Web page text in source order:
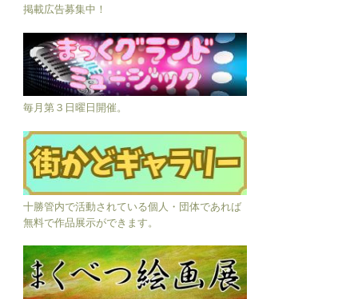
掲載広告募集中！
毎月第３日曜日開催。
十勝管内で活動されている個人・団体であれば
無料で作品展示ができます。